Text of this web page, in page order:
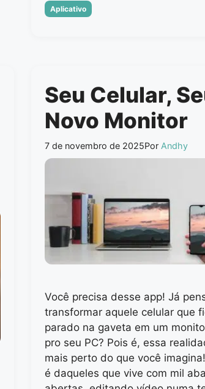
Categorias
Aplicativo
Seu Celular,
Novo Monitor
7 de novembro de 2025Por Andhy
Você precisa desse app! Já
transformar aquele celular que
parado na gaveta em um
pro seu PC? Pois é, essa
mais perto do que você
é daqueles que vive com mil